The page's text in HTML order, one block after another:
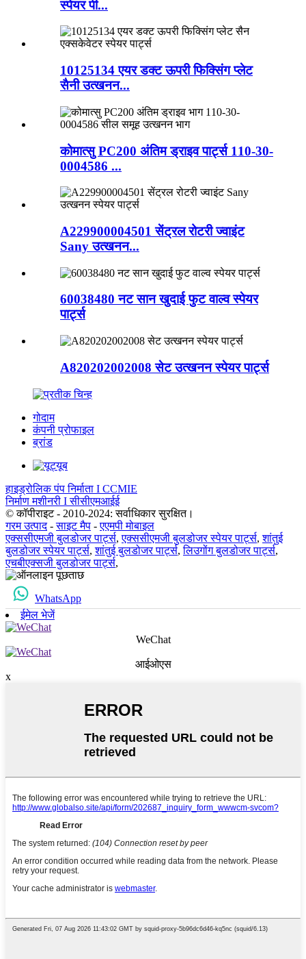
स्पेयर पी...
10125134 एयर डक्ट ऊपरी फिक्सिंग प्लेट
सैनी उत्खनन...
कोमात्सु PC200 अंतिम ड्राइव पार्ट्स 110-30-
0004586 ...
A229900004501 सेंट्रल रोटरी ज्वाइंट
Sany उत्खनन...
60038480 नट सान खुदाई फुट वाल्व स्पेयर
पार्ट्स
A820202002008 सेट उत्खनन स्पेयर पार्ट्स
गोदाम
कंपनी प्रोफाइल
ब्रांड
हाइड्रोलिक पंप निर्माता I CCMIE
निर्माण मशीनरी I सीसीएमआईई
© कॉपीराइट - 2010-2024: सर्वाधिकार सुरक्षित।
गरम उत्पाद-साइट मैप -एएमपी मोबाइल
एक्ससीएमजी बुलडोजर पार्ट्स,एक्ससीएमजी बुलडोजर स्पेयर पार्ट्स,शांतुई
बुलडोजर स्पेयर पार्ट्स,शांतुई बुलडोजर पार्ट्स,लिउगोंग बुलडोजर पार्ट्स,
एचबीएक्सजी बुलडोजर पार्ट्स,
WhatsApp
ईमेल भेजें
WeChat
आईओएस
x